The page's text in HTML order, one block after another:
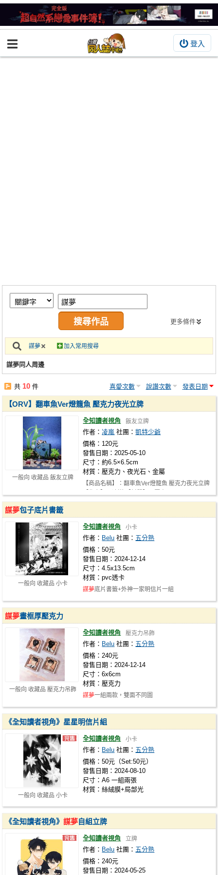
登入
BOOKY書集倉庫
繪圖藝廊
交流中心
攤位轉讓區
會員功能選單
註冊會員
更多條件
謀夢 加入常用搜尋
謀夢同人周邊
共 10 件 喜愛次數 說讚次數 發表日期
一般向 收藏品 飯友立牌
【ORV】翻車魚Ver燈籠魚 壓克力夜光立牌
全知讀者視角 飯友立牌
作者： 凌嵐 社團：凱特少爺
價格：120元
發售日期：2025-05-10
尺寸：約6.5×6.5cm
材質：壓克力、夜光石、金屬
【商品名稱】：翻車魚Ver燈籠魚 壓克力夜光立牌
一般向 收藏品 小卡
謀夢包子底片書籤
全知讀者視角 小卡
作者： Belu 社團： 五分熟
價格：50元
發售日期：2024-12-14
尺寸：4.5x13.5cm
材質：pvc透卡
謀夢底片書籤+外神一家明信片一組
一般向 收藏品 壓克力吊飾
謀夢畫框厚壓克力
全知讀者視角 壓克力吊飾
作者： Belu 社團： 五分熟
價格：240元
發售日期：2024-12-14
尺寸：6x6cm
材質：壓克力
謀夢一組兩款，雙面不同圖
一般向 收藏品 小卡
《全知讀者視角》星星明信片組
全知讀者視角 小卡
作者： Belu 社團： 五分熟
價格：50元（Set:50元）
發售日期：2024-08-10
尺寸：A6 一組兩張
材質：絲絨膜+局部光
《全知讀者視角》謀夢自組立牌
全知讀者視角 立牌
作者： Belu 社團： 五分熟
價格：240元
發售日期：2024-05-25